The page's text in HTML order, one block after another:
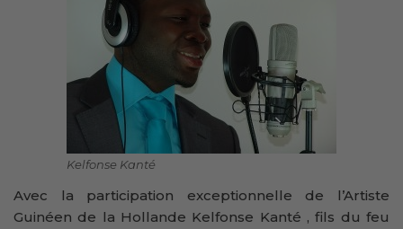
Kelfonse Kanté
Avec la participation exceptionnelle de l’Artiste
Guinéen de la Hollande Kelfonse Kanté , fils du feu